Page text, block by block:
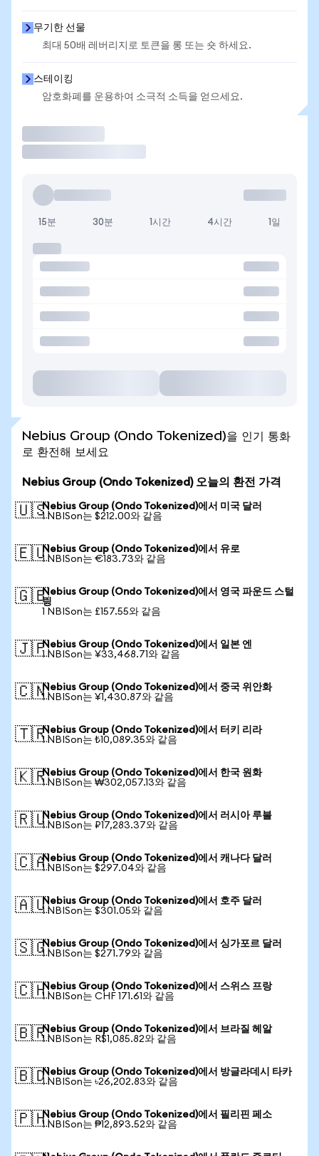
무기한 선물
최대 50배 레버리지로 토큰을 롱 또는 숏 하세요.
스테이킹
암호화폐를 운용하여 소극적 소득을 얻으세요.
15분 30분 1시간 4시간 1일
Nebius Group (Ondo Tokenized)을 인기 통화
로 환전해 보세요
Nebius Group (Ondo Tokenized) 오늘의 환전 가격
🇺🇸Nebius Group (Ondo Tokenized)에서 미국 달러
1 NBISon는 $212.00와 같음
🇪🇺Nebius Group (Ondo Tokenized)에서 유로
1 NBISon는 €183.73와 같음
🇬🇧Nebius Group (Ondo Tokenized)에서 영국 파운드 스털
링
1 NBISon는 £157.55와 같음
🇯🇵Nebius Group (Ondo Tokenized)에서 일본 엔
1 NBISon는 ¥33,468.71와 같음
🇨🇳Nebius Group (Ondo Tokenized)에서 중국 위안화
1 NBISon는 ¥1,430.87와 같음
🇹🇷Nebius Group (Ondo Tokenized)에서 터키 리라
1 NBISon는 ₺10,089.35와 같음
🇰🇷Nebius Group (Ondo Tokenized)에서 한국 원화
1 NBISon는 ₩302,057.13와 같음
🇷🇺Nebius Group (Ondo Tokenized)에서 러시아 루블
1 NBISon는 ₽17,283.37와 같음
🇨🇦Nebius Group (Ondo Tokenized)에서 캐나다 달러
1 NBISon는 $297.04와 같음
🇦🇺Nebius Group (Ondo Tokenized)에서 호주 달러
1 NBISon는 $301.05와 같음
🇸🇬Nebius Group (Ondo Tokenized)에서 싱가포르 달러
1 NBISon는 $271.79와 같음
🇨🇭Nebius Group (Ondo Tokenized)에서 스위스 프랑
1 NBISon는 CHF 171.61와 같음
🇧🇷Nebius Group (Ondo Tokenized)에서 브라질 헤알
1 NBISon는 R$1,085.82와 같음
🇧🇩Nebius Group (Ondo Tokenized)에서 방글라데시 타카
1 NBISon는 ৳26,202.83와 같음
🇵🇭Nebius Group (Ondo Tokenized)에서 필리핀 페소
1 NBISon는 ₱12,893.52와 같음